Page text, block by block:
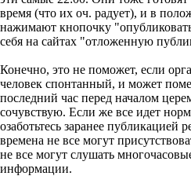
время (что их оч. радует), и в
нажимают кнопочку
себя на сайтах "отложенную
Конечно, это не поможет, если
человек спонтанный, и может
последний час перед началом
сочувствую. Если же все идет
озаботьтесь заранее публикацией
времена не все могут
не все могут слушать
информации.